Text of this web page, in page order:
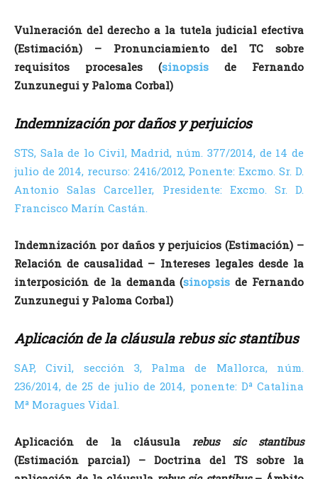
Vulneración del derecho a la tutela judicial efectiva
(Estimación) – Pronunciamiento del TC sobre
requisitos procesales (sinopsis de Fernando
Zunzunegui y Paloma Corbal)
Indemnización por daños y perjuicios
STS, Sala de lo Civil, Madrid, núm. 377/2014, de 14 de
julio de 2014, recurso: 2416/2012, Ponente: Excmo. Sr. D.
Antonio Salas Carceller, Presidente: Excmo. Sr. D.
Francisco Marín Castán.
Indemnización por daños y perjuicios (Estimación) –
Relación de causalidad – Intereses legales desde la
interposición de la demanda (sinopsis de Fernando
Zunzunegui y Paloma Corbal)
Aplicación de la cláusula rebus sic stantibus
SAP, Civil, sección 3, Palma de Mallorca, núm.
236/2014, de 25 de julio de 2014, ponente: Dª Catalina
Mª Moragues Vidal.
Aplicación de la cláusularebus sic stantibus
(Estimación parcial) – Doctrina del TS sobre la